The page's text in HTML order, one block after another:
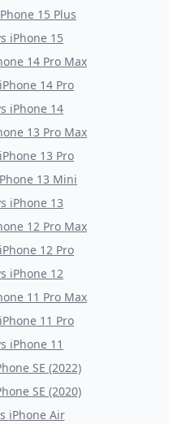
15 Plus
iPhone 15
14 Pro Max
iPhone 14 Pro
iPhone 14
13 Pro Max
iPhone 13 Pro
13 Mini
iPhone 13
12 Pro Max
iPhone 12 Pro
iPhone 12
11 Pro Max
iPhone 11 Pro
iPhone 11
SE (2022)
SE (2020)
iPhone Air